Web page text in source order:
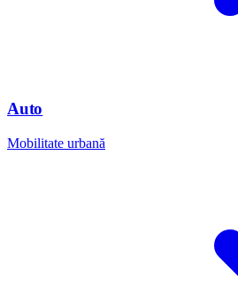
Auto
Mobilitate urbană